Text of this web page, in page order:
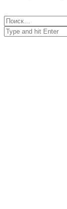
Close
Найти:
Close